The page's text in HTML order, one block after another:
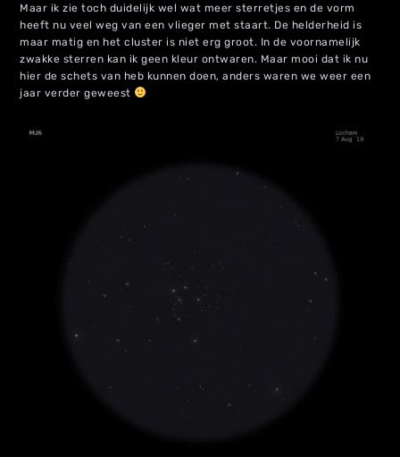
Maar ik zie toch duidelijk wel wat meer sterretjes en de vorm
heeft nu veel weg van een vlieger met staart. De helderheid is
maar matig en het cluster is niet erg groot. In de voornamelijk
zwakke sterren kan ik geen kleur ontwaren. Maar mooi dat ik nu
hier de schets van heb kunnen doen, anders waren we weer een
jaar verder geweest